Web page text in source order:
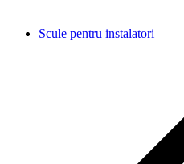
Scule pentru instalatori